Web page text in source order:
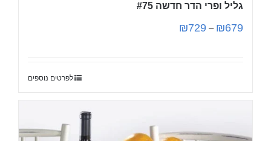
גליל ופרי הדר חדשה #75
₪679
–
₪729
לפרטים נוספים